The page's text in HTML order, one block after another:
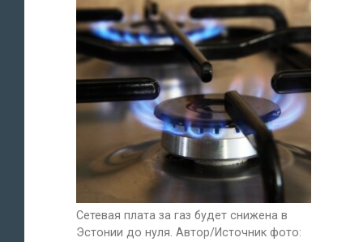
Сетевая плата за газ будет снижена в
Эстонии до нуля. Автор/Источник фото: